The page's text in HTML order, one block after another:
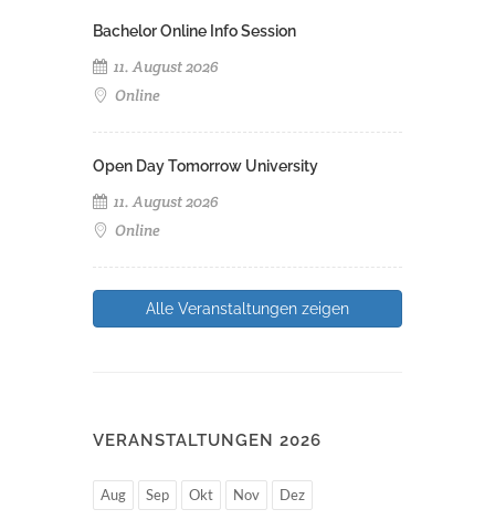
Bachelor Online Info Session
11. August 2026
Online
Open Day Tomorrow University
11. August 2026
Online
Alle Veranstaltungen zeigen
VERANSTALTUNGEN 2026
Aug Sep Okt Nov Dez